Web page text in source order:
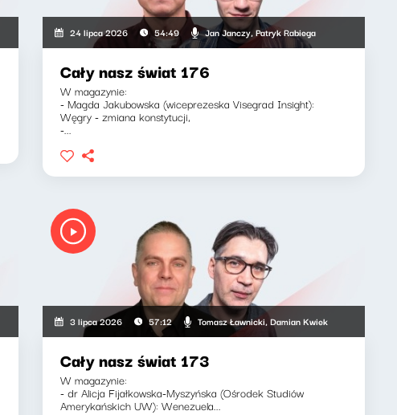
24 lipca 2026 54:49 Jan Janczy, Patryk Rabiega
Cały nasz świat 176
W magazynie:
- Magda Jakubowska (wiceprezeska Visegrad Insight):
Węgry - zmiana konstytucji,
-...
3 lipca 2026 57:12 Tomasz Ławnicki, Damian Kwiek
Cały nasz świat 173
W magazynie:
- dr Alicja Fijałkowska-Myszyńska (Ośrodek Studiów
Amerykańskich UW): Wenezuela...